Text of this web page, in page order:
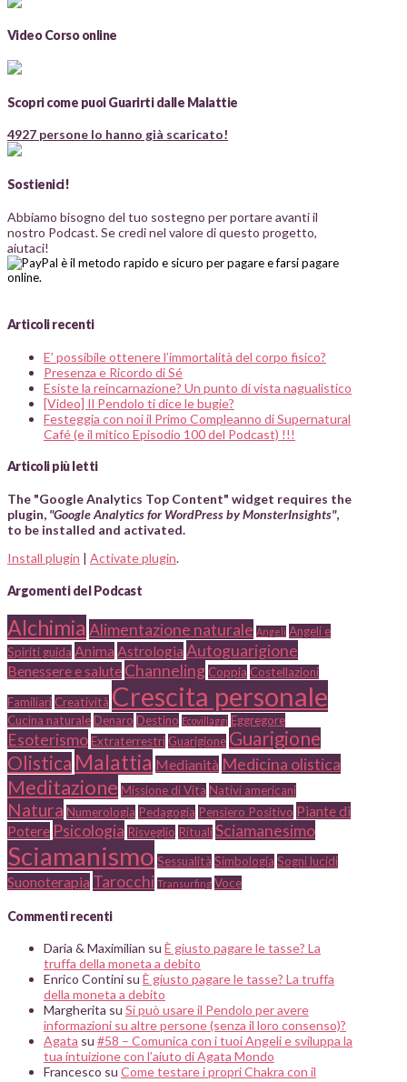
Video Corso online
Scopri come puoi Guarirti dalle Malattie
4927 persone lo hanno già scaricato!
Sostienici!
Abbiamo bisogno del tuo sostegno per portare avanti il
nostro Podcast. Se credi nel valore di questo progetto,
aiutaci!
Articoli recenti
E’ possibile ottenere l’immortalità del corpo fisico?
Presenza e Ricordo di Sé
Esiste la reincarnazione? Un punto di vista nagualistico
[Video] Il Pendolo ti dice le bugie?
Festeggia con noi il Primo Compleanno di Supernatural
Café (e il mitico Episodio 100 del Podcast) !!!
Articoli più letti
The "Google Analytics Top Content" widget requires the
plugin, "Google Analytics for WordPress by MonsterInsights",
to be installed and activated.
Install plugin | Activate plugin.
Argomenti del Podcast
Alchimia Alimentazione naturale Angeli Angeli e
Spiriti guida Anima Astrologia Autoguarigione
Benessere e salute ChannelingCoppia Costellazioni
FamiliariCreatività Crescita personale
Cucina naturaleDenaro Destino Ecovillaggi Eggregore
EsoterismoExtraterrestriGuarigione Guarigione
Olistica Malattia Medianità Medicina olistica
Meditazione Missione di Vita Nativi americani
Natura Numerologia Pedagogia Pensiero Positivo Piante di
Potere Psicologia Risveglio RitualiSciamanesimo
Sciamanismo Sessualità Simbologia Sogni lucidi
Suonoterapia Tarocchi Transurfing Voce
Commenti recenti
Daria & Maximilian su È giusto pagare le tasse? La
truffa della moneta a debito
Enrico Contini su È giusto pagare le tasse? La truffa
della moneta a debito
Margherita su Si può usare il Pendolo per avere
informazioni su altre persone (senza il loro consenso)?
Agata su #58 – Comunica con i tuoi Angeli e sviluppa la
tua intuizione con l’aiuto di Agata Mondo
Francesco su Come testare i propri Chakra con il